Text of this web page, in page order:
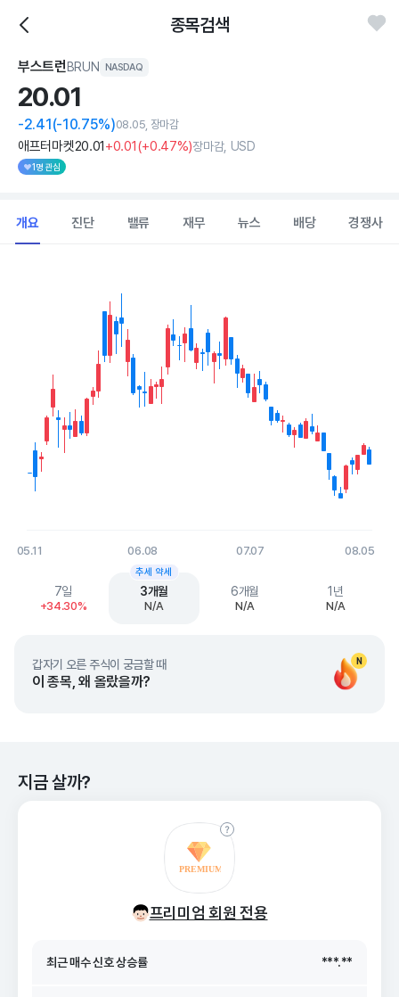
종목검색
부스트런BRUN NASDAQ
20.01
-2.41(-10.75%)08.05, 장마감
애프터마켓20.01+0.01(+0.47%)장마감, USD
1명 관심
개요 진단 밸류 재무 뉴스 배당 경쟁사
View as data table, Chart
The chart has 1 X axis displaying Time. Data ranges from
The chart has 1 Y axis displaying values. Data ranges from 15.58
05.11 06.08 07.07 08.05
End of interactive chart.
7일
+34.30%
3개월
N/A
추세 약세
6개월
N/A
1년
N/A
N
갑자기 오른 주식이 궁금할 때
이 종목, 왜 올랐을까?
지금 살까?
프리미엄 회원 전용
26. 08/06